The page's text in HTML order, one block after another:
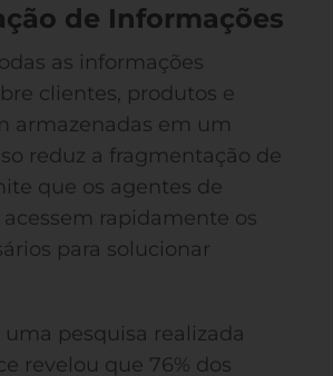
de Informações
as informações
clientes, produtos e
armazenadas em um
reduz a fragmentação de
que os agentes de
rapidamente os
para solucionar
uma pesquisa realizada
revelou que 76% dos